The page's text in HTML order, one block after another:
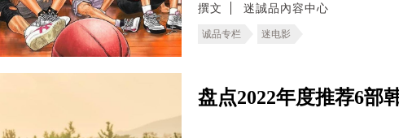
撰文 迷誠品內容中心
诚品专栏 迷电影
盘点2022年度推荐6部